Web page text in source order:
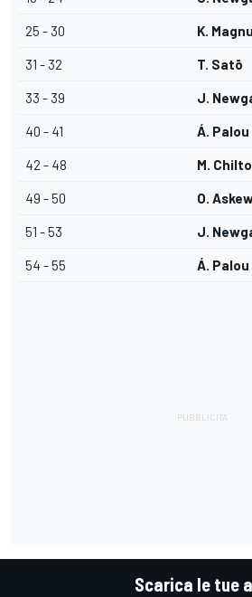
25 - 30 K.
31 - 32 T. Satō
33 - 39 J.
40 - 41 Á. Palou
42 - 48 M.
49 - 50 O.
51 - 53 J.
54 - 55 Á. Palou
Scarica le tue